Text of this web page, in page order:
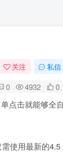
关注 私信
0 4932 0
点击就能够全
使用最新的4.5